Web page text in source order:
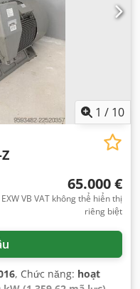
1 / 10
65.000 €
EXW VB VAT không thể hiển thị
riêng biệt
, Chức năng: hoạt